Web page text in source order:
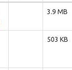
3.9 MB
503 KB